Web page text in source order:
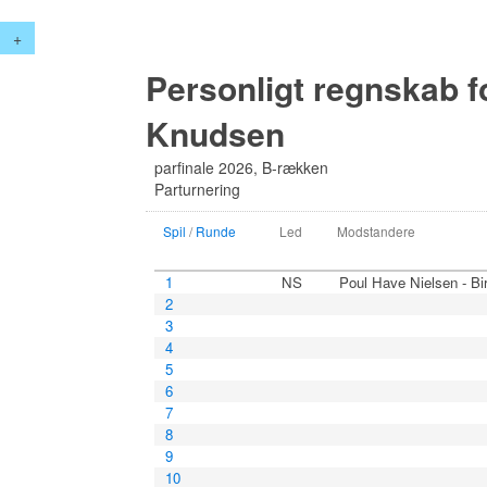
+
Personligt regnskab
Knudsen
parfinale 2026, B-rækken
Parturnering
Spil /Runde Led Modstandere
1 NS
Poul Have Nielsen -
2
3
4
5
6
7
8
9
10